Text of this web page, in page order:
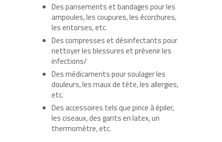
Des pansements et bandages pour les
ampoules, les coupures, les écorchures,
les entorses, etc.
Des compresses et désinfectants pour
nettoyer les blessures et prévenir les
infections/
Des médicaments pour soulager les
douleurs, les maux de tête, les allergies,
etc.
Des accessoires tels que pince à épiler,
les ciseaux, des gants en latex, un
thermomètre, etc.